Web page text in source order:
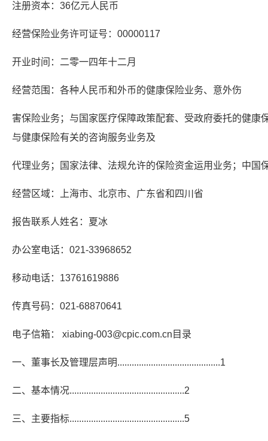
注册资本：36亿元人民币
经营保险业务许可证号：00000117
开业时间：二零一四年十二月
经营范围：各种人民币和外币的健康保险业务、意外伤
害保险业务；与国家医疗保障政策配套、受政府委托的健康
与健康保险有关的咨询服务业务及
代理业务；国家法律、法规允许的保险资金运用业务；中国
经营区域：上海市、北京市、广东省和四川省
报告联系人姓名：夏冰
办公室电话：021-33968652
移动电话：13761619886
传真号码：021-68870641
电子信箱： xiabing-003@cpic.com.cn目录
一、董事长及管理层声明...........................................1
二、基本情况................................................2
三、主要指标................................................5